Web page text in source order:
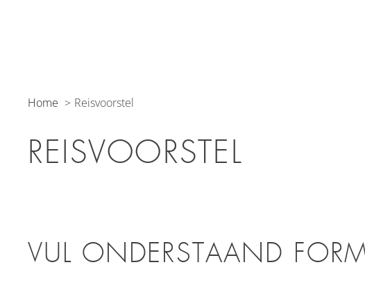
Home Reisvoorstel
REISVOORSTEL
VUL ONDERSTAAND